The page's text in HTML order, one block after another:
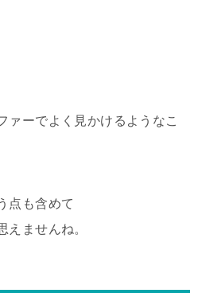
ァーでよく見かけるようなこ
点も含めて
えませんね。